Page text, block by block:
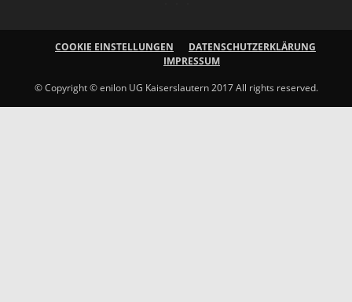
COOKIE EINSTELLUNGEN
DATENSCHUTZERKLÄRUNG
IMPRESSUM
© Copyright © enilon UG Kaiserslautern 2017 All rights reserved.